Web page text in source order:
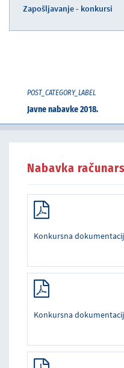
Zapošljavanje - konkursi
POST_CATEGORY_LABEL
Javne nabavke 2018.
Nabavka
Konkursna
Konkursna